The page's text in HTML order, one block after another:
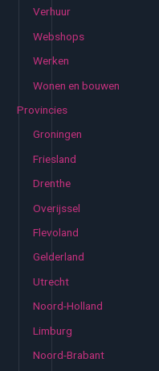
Verhuur
Webshops
Werken
Wonen en bouwen
Provincies
Groningen
Friesland
Drenthe
Overijssel
Flevoland
Gelderland
Utrecht
Noord-Holland
Limburg
Noord-Brabant